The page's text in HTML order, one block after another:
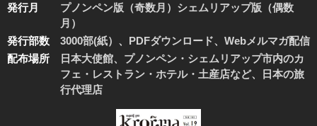
発行月
プノンペン版（奇数月）シェムリアップ版（偶数
月）
発行部数
3000部(紙）、PDFダウンロード、Webメルマガ配信
配布場所
日本大使館、プノンペン・シェムリアップ市内のカ
フェ・レストラン・ホテル・土産店など、日本の旅
行代理店